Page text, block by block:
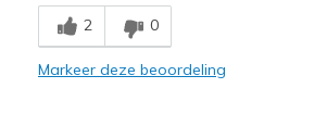
Minpunten
Much larger than normal Skechers shoe
2 0
Markeer deze beoordeling